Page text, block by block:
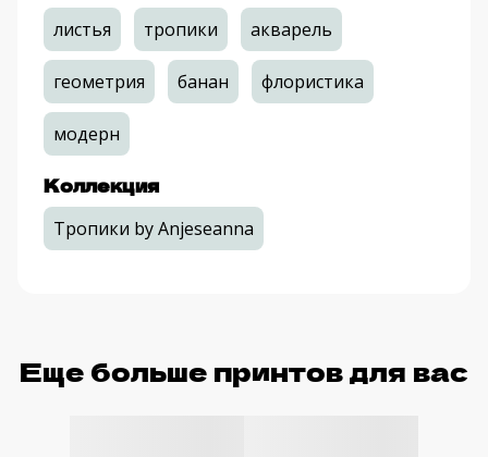
листья тропики акварель
геометрия банан флористика
модерн
Коллекция
Тропики by Anjeseanna
Еще больше принтов для вас